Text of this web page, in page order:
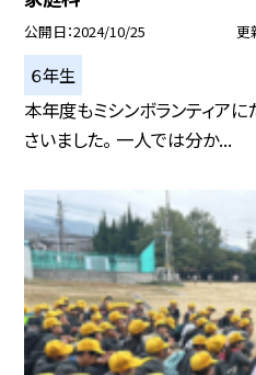
公開日 2024/10/25 更
６年生
本年度もミシンボランティア
さいました。 一人では分か...